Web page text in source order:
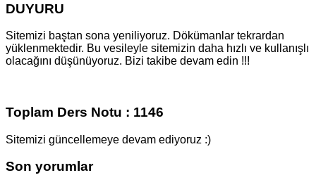
DUYURU
Sitemizi baştan sona yeniliyoruz. Dökümanlar tekrardan
yüklenmektedir. Bu vesileyle sitemizin daha hızlı ve kullanışlı
olacağını düşünüyoruz. Bizi takibe devam edin !!!
Toplam Ders Notu : 1146
Sitemizi güncellemeye devam ediyoruz :)
Son yorumlar